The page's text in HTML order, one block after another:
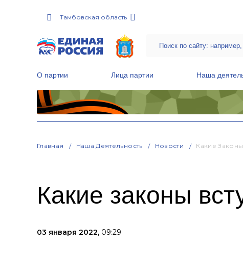
Тамбовская область
О партии Лица партии Наша
Главная Наша Деятельность Новости Какие
Какие законы
03 января 2022, 09:29